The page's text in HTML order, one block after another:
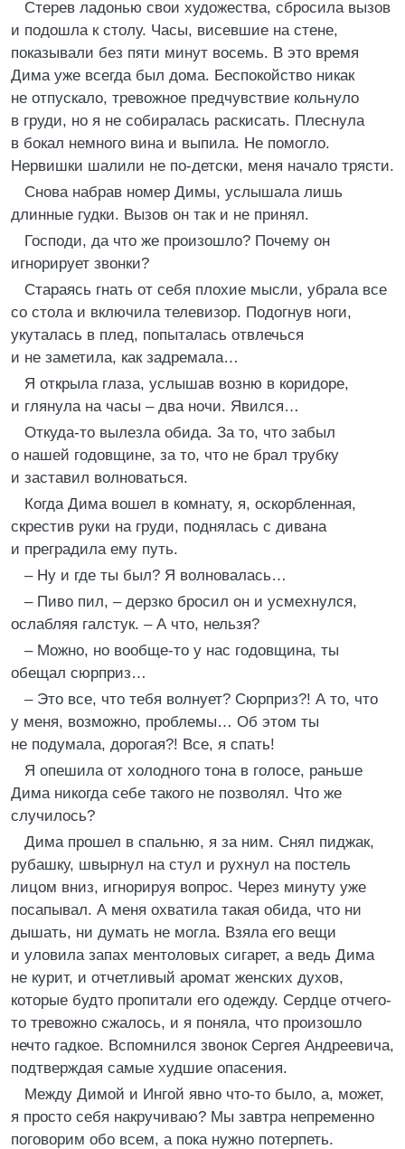
Стерев ладонью свои художества, сбросила вызов
и подошла к столу. Часы, висевшие на стене,
показывали без пяти минут восемь. В это время
Дима уже всегда был дома. Беспокойство никак
не отпускало, тревожное предчувствие кольнуло
в груди, но я не собиралась раскисать. Плеснула
в бокал немного вина и выпила. Не помогло.
Нервишки шалили не по-детски, меня начало трясти.
Снова набрав номер Димы, услышала лишь
длинные гудки. Вызов он так и не принял.
Господи, да что же произошло? Почему он
игнорирует звонки?
Стараясь гнать от себя плохие мысли, убрала все
со стола и включила телевизор. Подогнув ноги,
укуталась в плед, попыталась отвлечься
и не заметила, как задремала…
Я открыла глаза, услышав возню в коридоре,
и глянула на часы – два ночи. Явился…
Откуда-то вылезла обида. За то, что забыл
о нашей годовщине, за то, что не брал трубку
и заставил волноваться.
Когда Дима вошел в комнату, я, оскорбленная,
скрестив руки на груди, поднялась с дивана
и преградила ему путь.
– Ну и где ты был? Я волновалась…
– Пиво пил, – дерзко бросил он и усмехнулся,
ослабляя галстук. – А что, нельзя?
– Можно, но вообще-то у нас годовщина, ты
обещал сюрприз…
– Это все, что тебя волнует? Сюрприз?! А то, что
у меня, возможно, проблемы… Об этом ты
не подумала, дорогая?! Все, я спать!
Я опешила от холодного тона в голосе, раньше
Дима никогда себе такого не позволял. Что же
случилось?
Дима прошел в спальню, я за ним. Снял пиджак,
рубашку, швырнул на стул и рухнул на постель
лицом вниз, игнорируя вопрос. Через минуту уже
посапывал. А меня охватила такая обида, что ни
дышать, ни думать не могла. Взяла его вещи
и уловила запах ментоловых сигарет, а ведь Дима
не курит, и отчетливый аромат женских духов,
которые будто пропитали его одежду. Сердце отчего-
то тревожно сжалось, и я поняла, что произошло
нечто гадкое. Вспомнился звонок Сергея Андреевича,
подтверждая самые худшие опасения.
Между Димой и Ингой явно что-то было, а, может,
я просто себя накручиваю? Мы завтра непременно
поговорим обо всем, а пока нужно потерпеть.